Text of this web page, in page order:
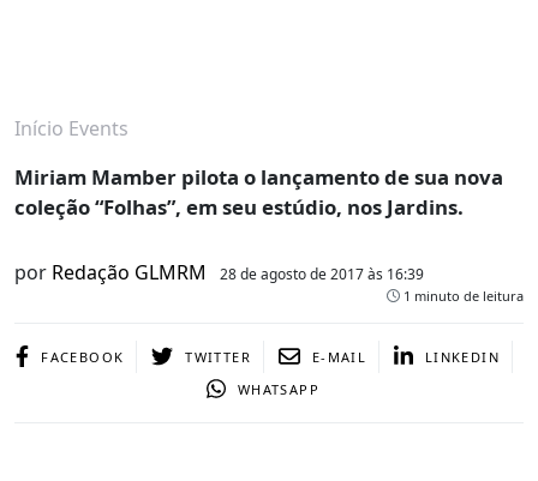
Início Events
Miriam Mamber pilota o lançamento de sua nova
coleção “Folhas”, em seu estúdio, nos Jardins.
por Redação GLMRM 28 de agosto de 2017 às 16:39
1 minuto de leitura
FACEBOOK TWITTER E-MAIL
LINKEDIN
WHATSAPP